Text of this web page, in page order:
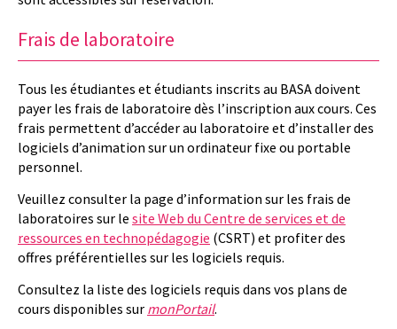
Frais de laboratoire
Tous les étudiantes et étudiants inscrits au BASA doivent
payer les frais de laboratoire dès l’inscription aux cours. Ces
frais permettent d’accéder au laboratoire et d’installer des
logiciels d’animation sur un ordinateur fixe ou portable
personnel.
Veuillez consulter la page d’information sur les frais de
laboratoires sur le site Web du Centre de services et de
ressources en technopédagogie (CSRT) et profiter des
offres préférentielles sur les logiciels requis.
Consultez la liste des logiciels requis dans vos plans de
cours disponibles sur monPortail.